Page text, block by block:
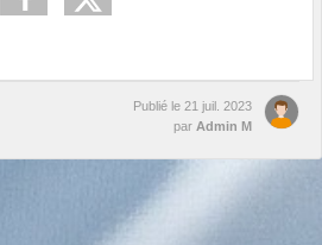
Publié le 21 juil. 2023
par Admin M